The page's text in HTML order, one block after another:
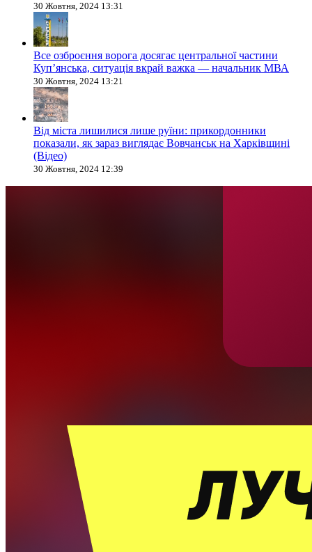
30 Жовтня, 2024 13:31
Все озброєння ворога досягає центральної частини
Куп’янська, ситуація вкрай важка — начальник МВА
30 Жовтня, 2024 13:21
Від міста лишилися лише руїни: прикордонники
показали, як зараз виглядає Вовчанськ на Харківщині
(Відео)
30 Жовтня, 2024 12:39